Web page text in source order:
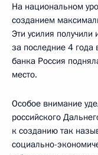
На национальном
созданием
Эти усилия
за последние 4 года
банка Россия
место.
Особое внимание
российского
к созданию так
социально-